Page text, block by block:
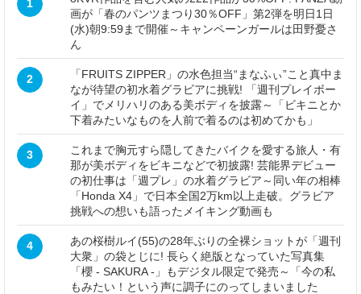
1
画が「春のパンツまつり30％OFF」第2弾を明日1日
(水)朝9:59まで開催～キャンペーンガールは田野憂さ
ん
2
「FRUITS ZIPPER」の水色担当“まなふぃ”こと真中ま
なが待望の初水着グラビアに挑戦! 「週刊プレイボー
イ」でメリハリのある美ボディを披露～「ビキニとか
下着みたいなものを人前で着るのは初めてかも」
3
これまで胸元すら隠してきたバイクを愛する旅人・有
那が美ボディをビキニなどで初披露! 芸能界デビュー
の初仕事は「週プレ」の水着グラビア～同い年の相棒
「Honda X4」で日本全国2万km以上走破。グラビア
挑戦への想いも語ったメイキング動画も
4
あの桜樹ルイ(55)の28年ぶりの全裸ショットが「週刊
大衆」の袋とじに! 長らく絶版となっていた写真集
「櫻 - SAKURA -」もデジタル限定で発売～「今の私
もみたい！という声に調子にのってしまいました